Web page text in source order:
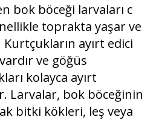
bok böceği larvaları c
toprakta yaşar ve
ayırt edici
ve göğüs
kolayca ayırt
Larvalar, bok böceğinin
bitki kökleri, leş veya